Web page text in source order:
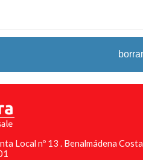
Local nº 13 . Benalmádena Costa